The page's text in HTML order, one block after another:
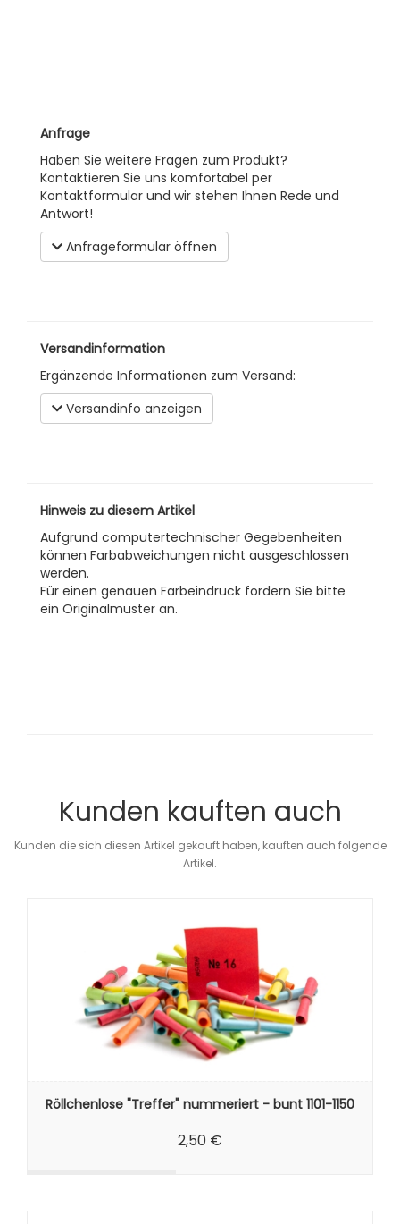
Anfrage
Haben Sie weitere Fragen zum Produkt?
Kontaktieren Sie uns komfortabel per
Kontaktformular und wir stehen Ihnen Rede und
Antwort!
Anfrageformular öffnen
Versandinformation
Ergänzende Informationen zum Versand:
Versandinfo anzeigen
Hinweis zu diesem Artikel
Aufgrund computertechnischer Gegebenheiten
können Farbabweichungen nicht ausgeschlossen
werden.
Für einen genauen Farbeindruck fordern Sie bitte
ein Originalmuster an.
Kunden kauften auch
Kunden die sich diesen Artikel gekauft haben, kauften auch folgende
Artikel.
Röllchenlose "Treffer" nummeriert - bunt 1101-1150
2,50 €